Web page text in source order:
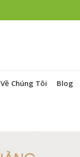
Về Chúng Tôi Blog